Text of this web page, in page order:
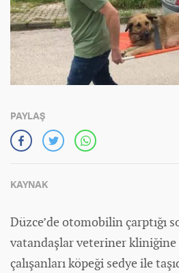
PAYLAŞ
KAYNAK
Düzce’de otomobilin çarptığı
vatandaşlar veteriner
çalışanları köpeği sedye ile